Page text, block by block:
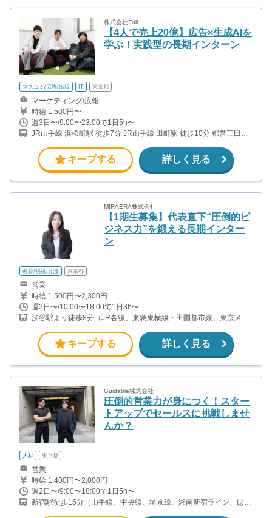
株式会社Full.
【4人で売上20億】広告×生成AIを
学ぶ！実践型の長期インターン
マスコミ/広告/出版 IT 東京都
マーケティング/広報
時給 1,500円〜
週3日〜/9:00〜23:00で1日5h〜
JR山手線 浜松町駅 徒歩7分 JR山手線 田町駅 徒歩10分 都営三田線
徒歩7分
キープする 詳しく見る
MIRAERA株式会社
【1期生募集】代表直下“圧倒的ビ
ジネス力”を鍛える長期インター
ン
教育/福祉/介護 東京都
営業
時給 1,500円〜2,300円
週2日〜/10:00〜18:00で1日3h〜
渋谷駅より徒歩8分（JR各線、東急東横線・田園都市線、東京メト
トロ日比谷線）
キープする 詳しく見る
Guidable株式会社
圧倒的営業力が身につく！スター
トアップでセールスに挑戦しませ
んか？
人材 東京都
営業
時給 1,400円〜2,000円
週2日〜/9:00〜18:00で1日5h〜
新宿駅徒歩15分（山手線、中央線、埼京線、湘南新宿ライン、ほ